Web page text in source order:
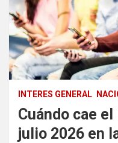
INTERES GENERAL
Cuándo cae
julio 2026 en